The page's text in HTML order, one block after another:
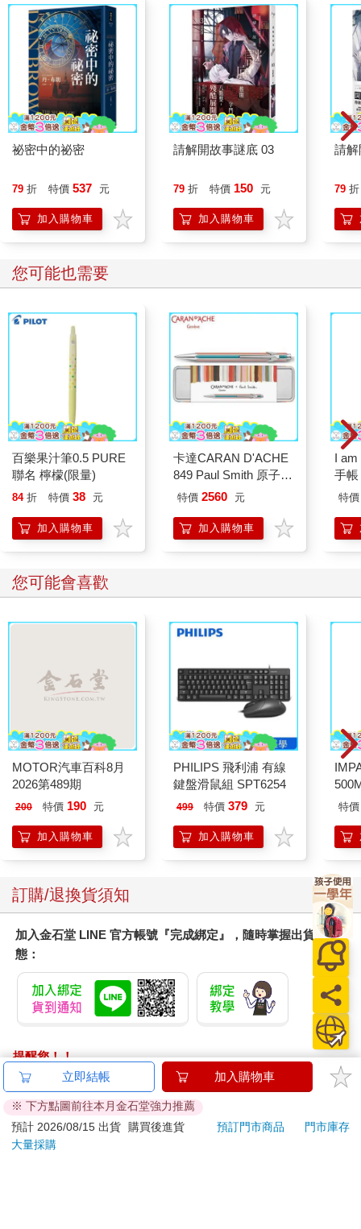
祕密中的祕密
79 折 特價 537 元
加入購物車
請解開故事謎底 03
79 折 特價 150 元
加入購物車
請解
79 折
您可能也需要
百樂果汁筆0.5 PURE
聯名 檸檬(限量)
84 折 特價 38 元
加入購物車
卡達CARAN D'ACHE
849 Paul Smith 原子筆
ED.5 條紋銀
特價 2560 元
加入購物車
I am
手帳
特價
您可能會喜歡
MOTOR汽車百科8月
2026第489期
200 特價 190 元
加入購物車
PHILIPS 飛利浦 有線
鍵盤滑鼠組 SPT6254
499 特價 379 元
加入購物車
特價
訂購/退換貨須知
加入金石堂 LINE 官方帳號『完成綁定』，隨時掌握出貨動
態：
提醒您！！
金石堂及銀行均不會請您操作ATM! 如接獲電話要求您前往
ATM提款機，請不要聽從指示，以免受騙上當！
退換貨須知：
**提醒您，鑑賞期不等於試用期，退回商品須為全新狀態**
立即結帳 加入購物車
※ 下方點圖前往本月金石堂強力推薦
預計 2026/08/15 出貨
購買後進貨 預訂門市商品
門市庫存
大量採購